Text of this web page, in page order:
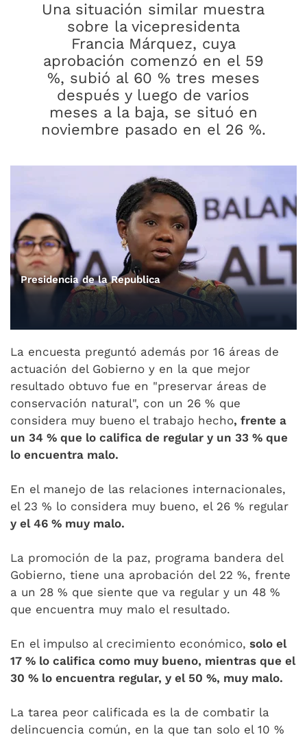
Una situación similar muestra
sobre la vicepresidenta
Francia Márquez, cuya
aprobación comenzó en el 59
%, subió al 60 % tres meses
después y luego de varios
meses a la baja, se situó en
noviembre pasado en el 26 %.
Presidencia de la Republica
La encuesta preguntó además por 16 áreas de
actuación del Gobierno y en la que mejor
resultado obtuvo fue en "preservar áreas de
conservación natural", con un 26 % que
considera muy bueno el trabajo hecho, frente a
un 34 % que lo califica de regular y un 33 % que
lo encuentra malo.
En el manejo de las relaciones internacionales,
el 23 % lo considera muy bueno, el 26 % regular
y el 46 % muy malo.
La promoción de la paz, programa bandera del
Gobierno, tiene una aprobación del 22 %, frente
a un 28 % que siente que va regular y un 48 %
que encuentra muy malo el resultado.
En el impulso al crecimiento económico, solo el
17 % lo califica como muy bueno, mientras que el
30 % lo encuentra regular, y el 50 %, muy malo.
La tarea peor calificada es la de combatir la
delincuencia común, en la que tan solo el 10 %